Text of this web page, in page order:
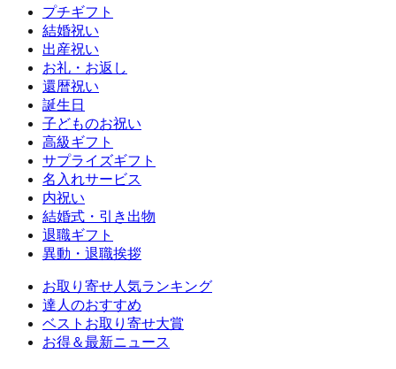
プチギフト
結婚祝い
出産祝い
お礼・お返し
還暦祝い
誕生日
子どものお祝い
高級ギフト
サプライズギフト
名入れサービス
内祝い
結婚式・引き出物
退職ギフト
異動・退職挨拶
お取り寄せ人気ランキング
達人のおすすめ
ベストお取り寄せ大賞
お得＆最新ニュース